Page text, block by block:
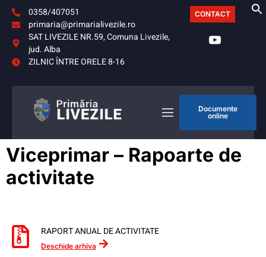
0358/407051
primaria@primarialivezile.ro
SAT LIVEZILE NR.59, Comuna Livezile,
jud. Alba
ZILNIC ÎNTRE ORELE 8-16
CONTACT
Documente
online
Viceprimar – Rapoarte de
activitate
RAPORT ANUAL DE ACTIVITATE
Deschide arhiva